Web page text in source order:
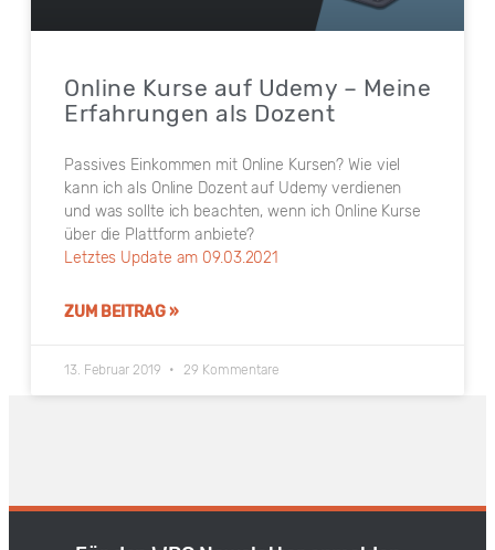
Online Kurse auf Udemy – Meine
Erfahrungen als Dozent
Passives Einkommen mit Online Kursen? Wie viel
kann ich als Online Dozent auf Udemy verdienen
und was sollte ich beachten, wenn ich Online Kurse
über die Plattform anbiete?
Letztes Update am 09.03.2021
ZUM BEITRAG »
13. Februar 2019 29 Kommentare